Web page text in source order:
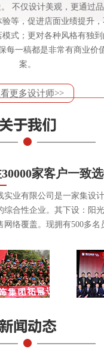
不仅设计美观，更通过
等，促进店面业绩提升
式；更对各种风格有独
每一稿都是非常有商业价
案。
更多设计师>>
家客户一致
实业有限公司是一家集设
综合性企业。其下设：阳
网络覆盖。现拥有500多